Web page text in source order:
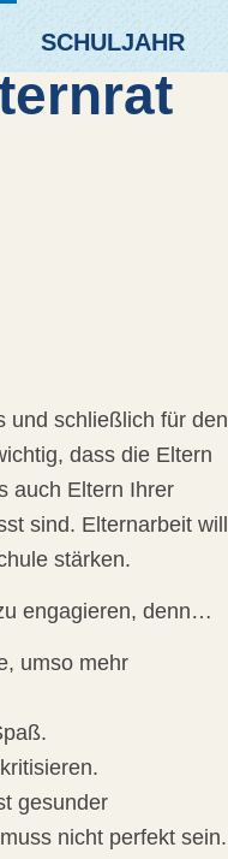
SCHULJAHR
und schließlich für den
dass die Eltern
auch Eltern Ihrer
sind. Elternarbeit will
stärken.
engagieren, denn…
umso mehr
gesunder
nicht perfekt sein.